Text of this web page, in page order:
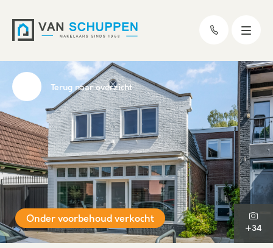
Onder voorbehoud verkocht
+34
Terug naar overzicht